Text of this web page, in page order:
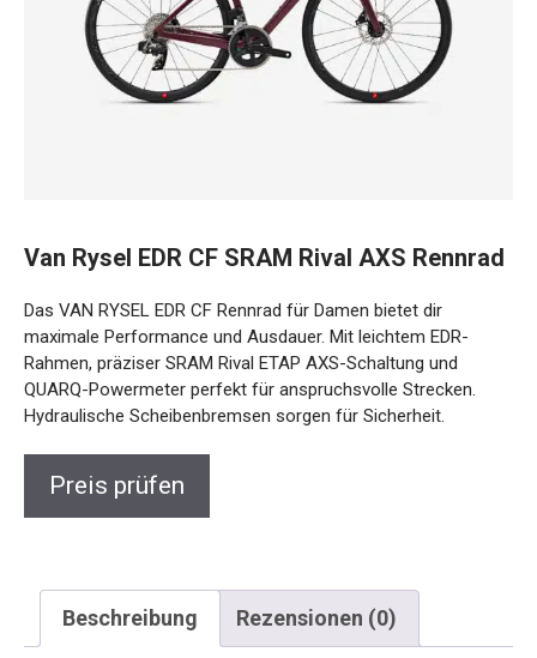
Rennrad
Das VAN RYSEL EDR CF Rennrad für Damen bietet dir
maximale Performance und Ausdauer. Mit leichtem EDR-
Rahmen, präziser SRAM Rival ETAP AXS-Schaltung und
QUARQ-Powermeter perfekt für anspruchsvolle Strecken.
Hydraulische Scheibenbremsen sorgen für Sicherheit.
Preis prüfen
Beschreibung Rezensionen (0)